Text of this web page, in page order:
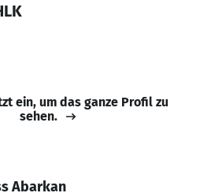
ein, um das ganze Profil zu
sehen.
Abarkan